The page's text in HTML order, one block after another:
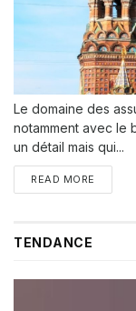
Le domaine des
notamment avec le
un détail mais qui...
READ MORE
TENDANCE